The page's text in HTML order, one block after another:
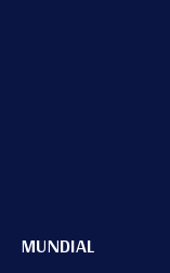
MUNDIAL